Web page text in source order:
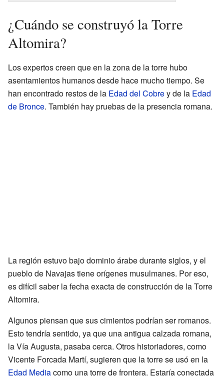
¿Cuándo se construyó la Torre
Altomira?
Los expertos creen que en la zona de la torre hubo
asentamientos humanos desde hace mucho tiempo. Se
han encontrado restos de la Edad del Cobrey de la Edad
de Bronce. También hay pruebas de la presencia romana.
La región estuvo bajo dominio árabe durante siglos, y el
pueblo de Navajas tiene orígenes musulmanes. Por eso,
es difícil saber la fecha exacta de construcción de la Torre
Altomira.
Algunos piensan que sus cimientos podrían ser romanos.
Esto tendría sentido, ya que una antigua calzada romana,
la Vía Augusta, pasaba cerca. Otros historiadores, como
Vicente Forcada Martí, sugieren que la torre se usó en la
Edad Mediacomo una torre de frontera. Estaría conectada